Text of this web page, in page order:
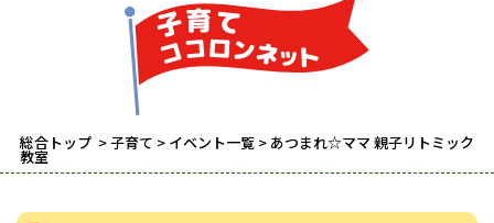
総合トップ >子育て > イベント一覧 > あつまれ☆ママ 親子リトミック
教室